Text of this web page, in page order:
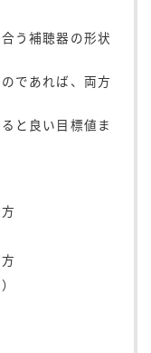
う補聴器の形状
であれば、両方
と良い目標値ま